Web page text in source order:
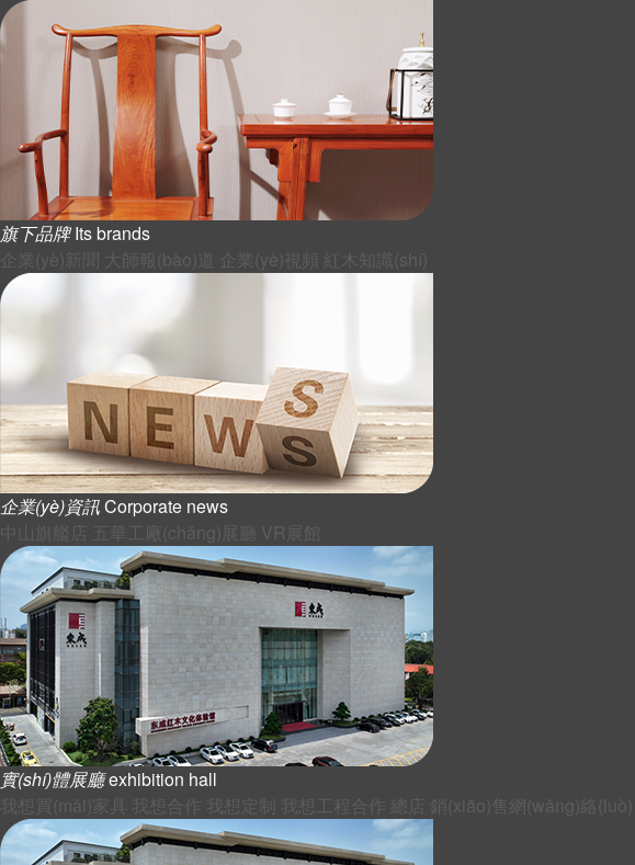
旗下品牌 Its brands
企業(yè)新聞 大師報(bào)道 企業(yè)視頻 紅木知識(shí)
企業(yè)資訊Corporate news
中山旗艦店
五華工廠(chǎng)展廳 VR展館
實(shí)體展廳exhibition hall
我想買(mǎi)家具
我想合作 我想定制 我想工程合作 總店 銷(xiāo)售網(wǎng)絡(luò)